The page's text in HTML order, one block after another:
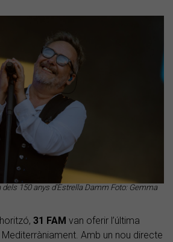
dels 150 anys d'Estrella Damm Foto: Gemma
31 FAM van oferir l’última
Amb un nou directe